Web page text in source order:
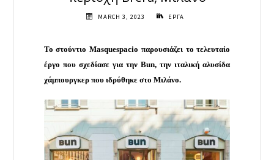
MARCH 3, 2023 ΕΡΓΑ
Το στούντιο Masquespacio παρουσιάζει το τελευταίο
έργο που σχεδίασε για την Bun, την ιταλική αλυσίδα
χάμπουργκερ που ιδρύθηκε στο Μιλάνο.